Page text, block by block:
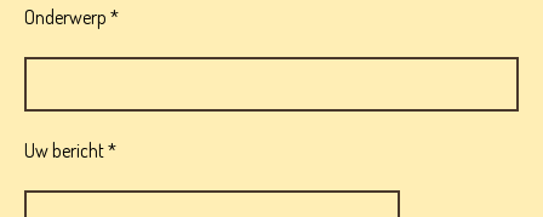
Onderwerp *
Uw bericht *